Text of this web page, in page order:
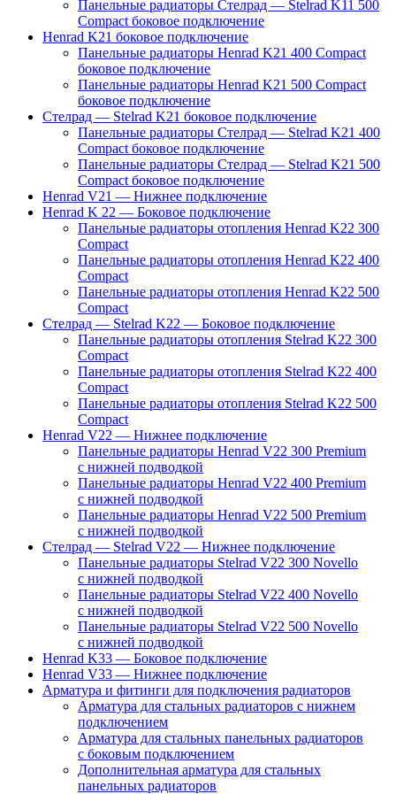
Панельные радиаторы Стелрад — Stelrad K11 500
Compact боковое подключение
Henrad K21 боковое подключение
Панельные радиаторы Henrad K21 400 Compact
боковое подключение
Панельные радиаторы Henrad K21 500 Compact
боковое подключение
Стелрад — Stelrad K21 боковое подключение
Панельные радиаторы Стелрад — Stelrad K21 400
Compact боковое подключение
Панельные радиаторы Стелрад — Stelrad K21 500
Compact боковое подключение
Henrad V21 — Нижнее подключение
Henrad K 22 — Боковое подключение
Панельные радиаторы отопления Henrad K22 300
Compact
Панельные радиаторы отопления Henrad K22 400
Compact
Панельные радиаторы отопления Henrad K22 500
Compact
Стелрад — Stelrad K22 — Боковое подключение
Панельные радиаторы отопления Stelrad K22 300
Compact
Панельные радиаторы отопления Stelrad K22 400
Compact
Панельные радиаторы отопления Stelrad K22 500
Compact
Henrad V22 — Нижнее подключение
Панельные радиаторы Henrad V22 300 Premium
с нижней подводкой
Панельные радиаторы Henrad V22 400 Premium
с нижней подводкой
Панельные радиаторы Henrad V22 500 Premium
с нижней подводкой
Стелрад — Stelrad V22 — Нижнее подключение
Панельные радиаторы Stelrad V22 300 Novello
с нижней подводкой
Панельные радиаторы Stelrad V22 400 Novello
с нижней подводкой
Панельные радиаторы Stelrad V22 500 Novello
с нижней подводкой
Henrad K33 — Боковое подключение
Henrad V33 — Нижнее подключение
Арматура и фитинги для подключения радиаторов
Арматура для стальных радиаторов с нижнем
подключением
Арматура для стальных панельных радиаторов
с боковым подключением
Дополнительная арматура для стальных
панельных радиаторов